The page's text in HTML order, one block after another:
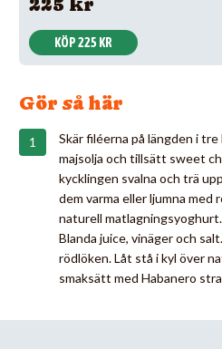
225 kr
KÖP 225 KR
Gör så här
Skär filéerna på längden i
majsolja och tillsätt sweet
kycklingen svalna och trä
dem varma eller ljumna med
naturell
Blanda juice, vinäger och
rödlöken. Låt stå i kyl över
smaksätt med Habanero